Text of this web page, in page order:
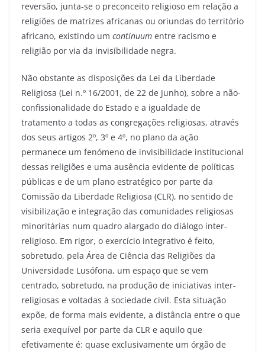
reversão, junta-se o preconceito religioso em relação a
religiões de matrizes africanas ou oriundas do território
africano, existindo um continuum entre racismo e
religião por via da invisibilidade negra.
Não obstante as disposições da Lei da Liberdade
Religiosa (Lei n.º 16/2001, de 22 de Junho), sobre a não-
confissionalidade do Estado e a igualdade de
tratamento a todas as congregações religiosas, através
dos seus artigos 2º, 3º e 4º, no plano da ação
permanece um fenómeno de invisibilidade institucional
dessas religiões e uma ausência evidente de políticas
públicas e de um plano estratégico por parte da
Comissão da Liberdade Religiosa (CLR), no sentido de
visibilização e integração das comunidades religiosas
minoritárias num quadro alargado do diálogo inter-
religioso. Em rigor, o exercício integrativo é feito,
sobretudo, pela Área de Ciência das Religiões da
Universidade Lusófona, um espaço que se vem
centrado, sobretudo, na produção de iniciativas inter-
religiosas e voltadas à sociedade civil. Esta situação
expõe, de forma mais evidente, a distância entre o que
seria exequível por parte da CLR e aquilo que
efetivamente é: quase exclusivamente um órgão de